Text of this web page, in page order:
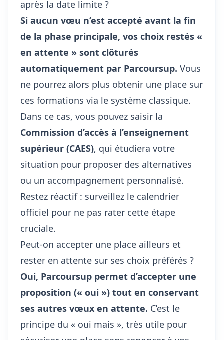
après la date limite ?
Si aucun vœu n’est accepté avant la fin
de la phase principale, vos choix restés «
en attente » sont clôturés
automatiquement par Parcoursup. Vous
ne pourrez alors plus obtenir une place sur
ces formations via le système classique.
Dans ce cas, vous pouvez saisir la
Commission d’accès à l’enseignement
supérieur (CAES), qui étudiera votre
situation pour proposer des alternatives
ou un accompagnement personnalisé.
Restez réactif : surveillez le calendrier
officiel pour ne pas rater cette étape
cruciale.
Peut-on accepter une place ailleurs et
rester en attente sur ses choix préférés ?
Oui, Parcoursup permet d’accepter une
proposition (« oui ») tout en conservant
ses autres vœux en attente. C’est le
principe du « oui mais », très utile pour